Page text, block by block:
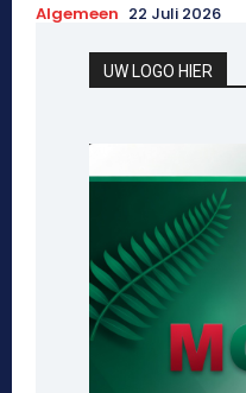
Algemeen 22 Juli 2026
UW LOGO HIER